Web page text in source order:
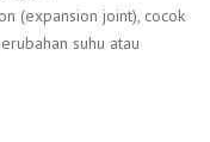
(expansion joint), cocok
suhu atau